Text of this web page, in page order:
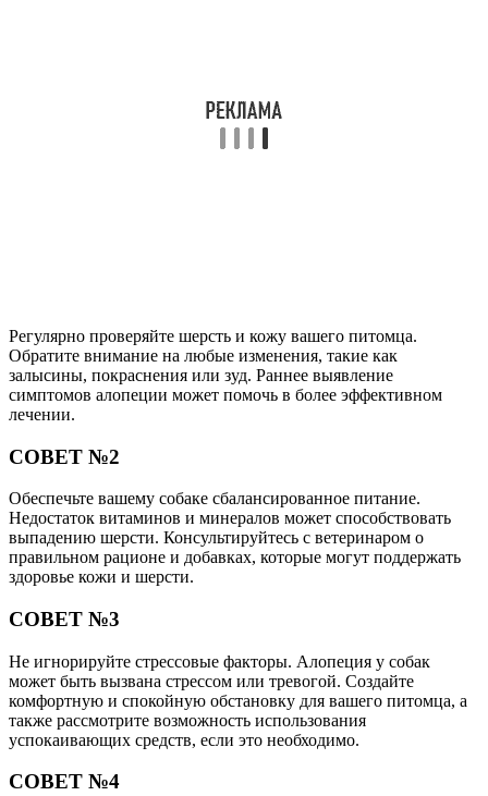
Регулярно проверяйте шерсть и кожу вашего питомца.
Обратите внимание на любые изменения, такие как
залысины, покраснения или зуд. Раннее выявление
симптомов алопеции может помочь в более эффективном
лечении.
СОВЕТ №2
Обеспечьте вашему собаке сбалансированное питание.
Недостаток витаминов и минералов может способствовать
выпадению шерсти. Консультируйтесь с ветеринаром о
правильном рационе и добавках, которые могут поддержать
здоровье кожи и шерсти.
СОВЕТ №3
Не игнорируйте стрессовые факторы. Алопеция у собак
может быть вызвана стрессом или тревогой. Создайте
комфортную и спокойную обстановку для вашего питомца, а
также рассмотрите возможность использования
успокаивающих средств, если это необходимо.
СОВЕТ №4